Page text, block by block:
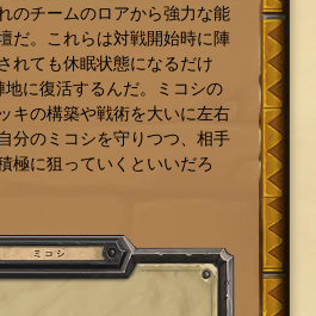
のチームのロアから強力な能
だ。これらは対戦開始時に陣
れても休眠状態になるだけ
に復活するんだ。ミコシの
キの構築や戦術を大いに左右
分のミコシを守りつつ、相手
極に狙っていくといいだろ